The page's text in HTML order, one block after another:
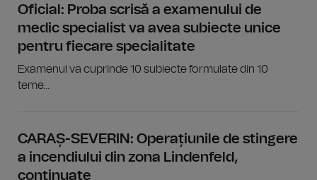
Oficial: Proba scrisă a examenului de
medic specialist va avea subiecte unice
pentru fiecare specialitate
Examenul va cuprinde 10 subiecte formulate din 10
teme...
CARAȘ-SEVERIN: Operațiunile de stingere
a incendiului din zona Lindenfeld,
continuate